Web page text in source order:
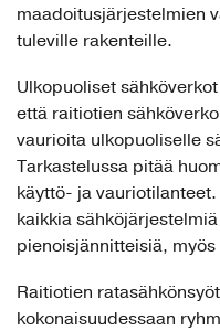
maadoitusjärjestelmien
tuleville rakenteille.
Ulkopuoliset
että raitiotien
vaurioita ulkopuoliselle
Tarkastelussa pitää
käyttö- ja
kaikkia
pienoisjännitteisiä,
Raitiotien
kokonaisuudessaan